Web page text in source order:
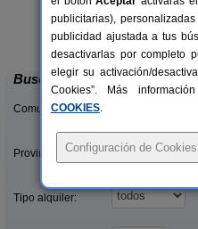
Casa Rural Los
Los Cerezos
Buscar
Comunidades:
Provincias/Islas:
Tipo alquiler:
publicitarias),
publicidad ajustada a tus
desactivarlas por completo
elegir su activación/
Cookies”. Más
COOKIES.